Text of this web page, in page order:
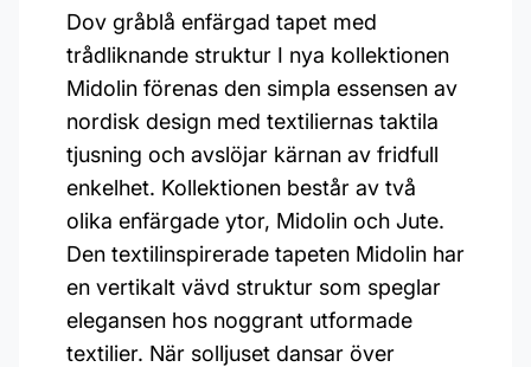
Dov gråblå enfärgad tapet med
trådliknande struktur I nya kollektionen
Midolin förenas den simpla essensen av
nordisk design med textiliernas taktila
tjusning och avslöjar kärnan av fridfull
enkelhet. Kollektionen består av två
olika enfärgade ytor, Midolin och Jute.
Den textilinspirerade tapeten Midolin har
en vertikalt vävd struktur som speglar
elegansen hos noggrant utformade
textilier. När solljuset dansar över